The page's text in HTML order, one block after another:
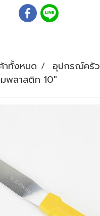
าทั้งหมด
อุปกรณ์ครัว
พลาสติก 10"